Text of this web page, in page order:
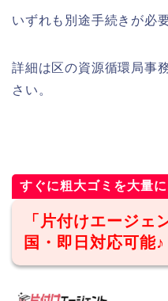
いずれも別途手続きが必
詳細は区の資源循環局事
さい。
すぐに粗大ゴミを大量に
「片付けエージェ
国・即日対応可能♪